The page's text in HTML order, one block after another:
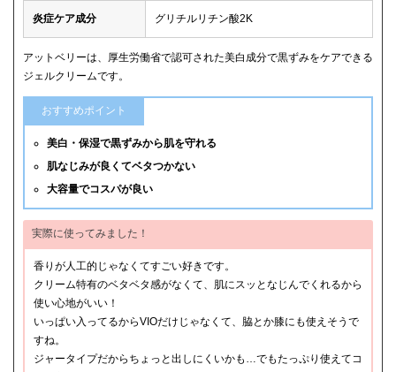
炎症ケア成分 グリチルリチン酸2K
アットベリーは、厚生労働省で認可された美白成分で黒ずみをケアできる
ジェルクリームです。
おすすめポイント
美白・保湿で黒ずみから肌を守れる
肌なじみが良くてベタつかない
大容量でコスパが良い
実際に使ってみました！
香りが人工的じゃなくてすごい好きです。
クリーム特有のベタベタ感がなくて、肌にスッとなじんでくれるから
使い心地がいい！
いっぱい入ってるからVIOだけじゃなくて、脇とか膝にも使えそうで
すね。
ジャータイプだからちょっと出しにくいかも…でもたっぷり使えてコ